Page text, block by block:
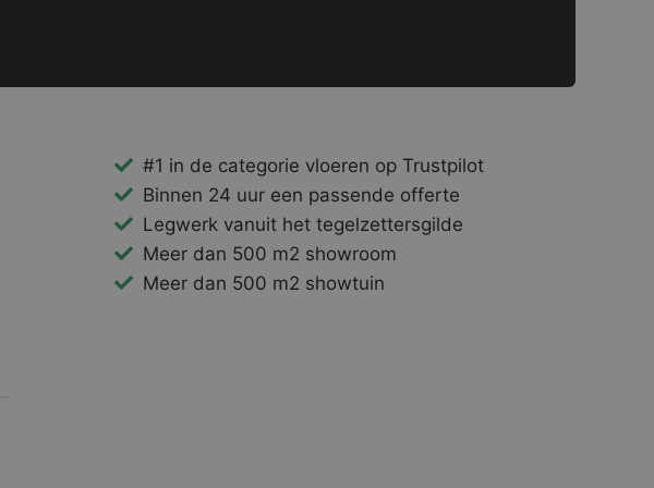
#1 in de categorie vloeren op Trustpilot
Binnen 24 uur een passende offerte
Legwerk vanuit het tegelzettersgilde
Meer dan 500 m2 showroom
Meer dan 500 m2 showtuin